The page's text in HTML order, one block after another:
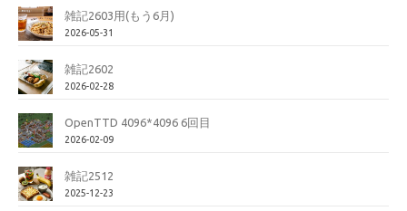
雑記2603用(もう6月)
2026-05-31
雑記2602
2026-02-28
OpenTTD 4096*4096 6回目
2026-02-09
雑記2512
2025-12-23